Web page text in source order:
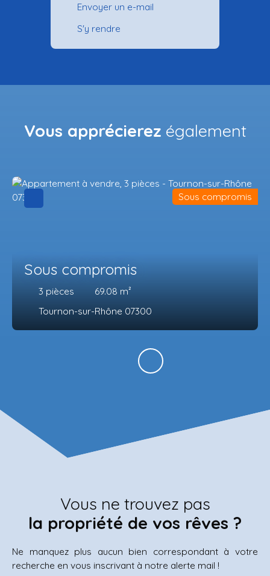
Envoyer un e-mail
S'y rendre
Vous apprécierez également
Sous compromis
3 pièces 69.08 m²
Tournon-sur-Rhône 07300
Sous compromis
Vous ne trouvez pas
la propriété de vos rêves ?
Ne manquez plus aucun bien correspondant à votre
recherche en vous inscrivant à notre alerte mail !